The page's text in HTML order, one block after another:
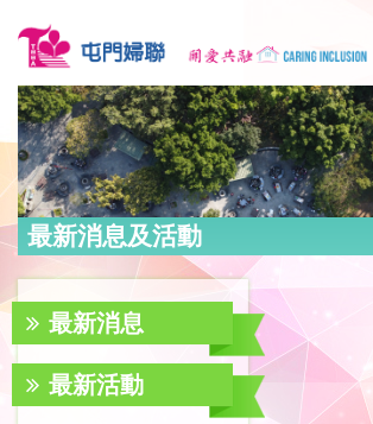
最新消息及活動
最新消息
最新活動